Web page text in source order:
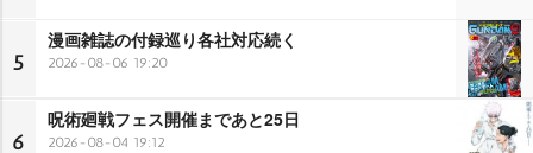
5
漫画雑誌の付録巡り各社対応続く
2026-08-06 19:20
6
呪術廻戦フェス開催まであと25日
2026-08-04 19:12